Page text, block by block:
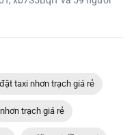
taxi nhơn trạch giá rẻ
trạch giá rẻ